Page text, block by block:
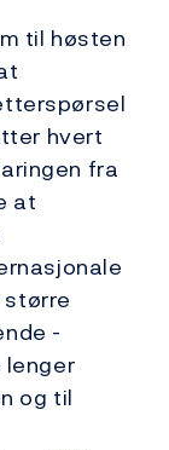
til høsten
hvert
fra
at
større
-
lenger
og til